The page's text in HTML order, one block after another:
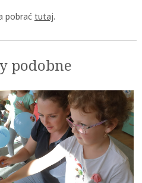
pobraćtutaj.
podobne